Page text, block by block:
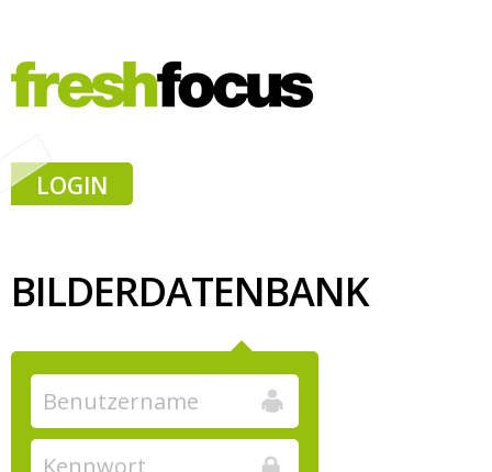
LOGIN
BILDERDATENBANK